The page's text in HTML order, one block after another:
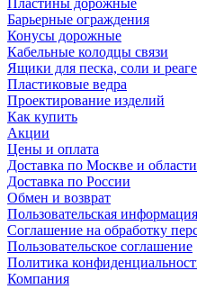
Пластины дорожные
Барьерные ограждения
Конусы дорожные
Кабельные колодцы связи
Ящики для песка, соли и
Пластиковые ведра
Проектирование изделий
Как купить
Акции
Цены и оплата
Доставка по Москве и области
Доставка по России
Обмен и возврат
Пользовательская информация
Соглашение на обработку
Пользовательское соглашение
Политика
Компания